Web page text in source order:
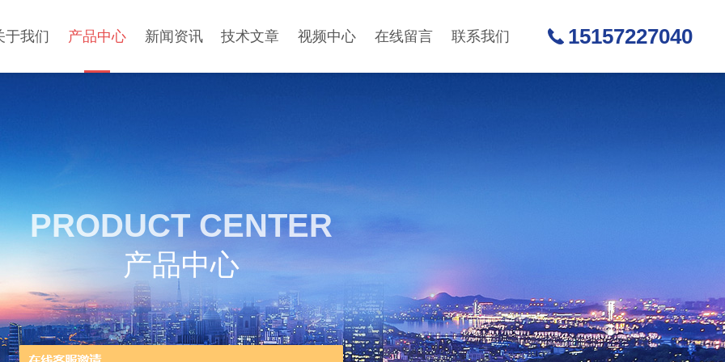
于我们 产品中心 新闻资讯 技术文章 视频中心 在线留言 联系我们 15157227040
PRODUCT CENTER
产品中心